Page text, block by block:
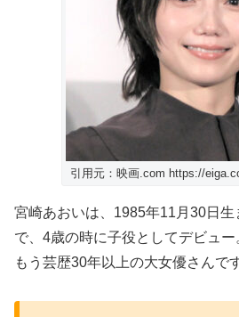
引用元：映画.com https://
宮崎あおいは、1985年11月30日
で、4歳の時に子役としてデビュー
もう芸歴30年以上の大女優さんで